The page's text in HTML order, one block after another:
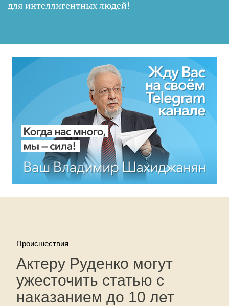
для интеллигентных людей!
Происшествия
Актеру Руденко могут
ужесточить статью с
наказанием до 10 лет